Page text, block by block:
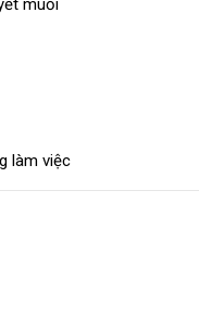
muối
làm việc